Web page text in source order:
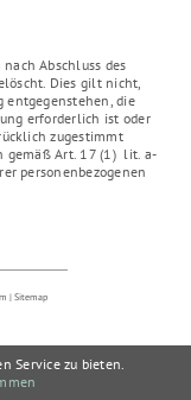
Abschluss des
Dies gilt nicht,
entgegenstehen, die
erforderlich ist oder
zugestimmt
gemäß Art. 17 (1) lit. a-
personenbezogenen
|Sitemap
Service zu bieten.